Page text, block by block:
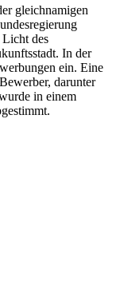
gleichnamigen
Licht des
In der
ein. Eine
darunter
in einem